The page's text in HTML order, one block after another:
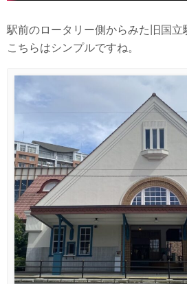
駅前のロータリー側からみた旧国立
こちらはシンプルですね。